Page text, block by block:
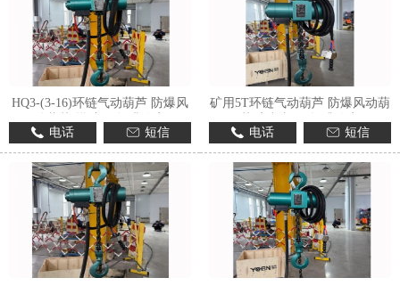
HQ3-(3-16)环链气动葫芦 防爆风
电话
短信
矿用5T环链气动葫芦 防爆风动葫
电话
短信